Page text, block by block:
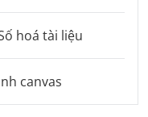
hoá tài liệu
canvas